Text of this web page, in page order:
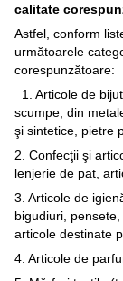
calitate
Astfel, conform
următoarele
corespunzătoare:
1. Articole de
scumpe, din
şi sintetice, pietre
2. Confecţii şi
lenjerie de pat,
3. Articole de
bigudiuri,
articole destinate
4. Articole de